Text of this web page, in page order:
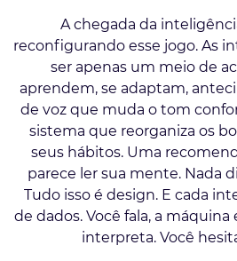
A chegada da
reconfigurando esse jogo. As
ser apenas um meio de
aprendem, se adaptam,
de voz que muda o tom
sistema que reorganiza os
seus hábitos. Uma
parece ler sua mente. Nada
Tudo isso é design. E cada
de dados. Você fala, a máquina
interpreta. Você